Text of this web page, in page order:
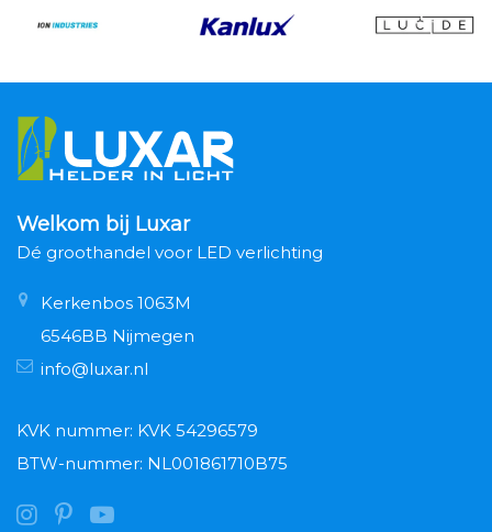
Welkom bij Luxar
Dé groothandel voor LED verlichting
Kerkenbos 1063M
6546BB Nijmegen
info@luxar.nl
KVK nummer: KVK 54296579
BTW-nummer: NL001861710B75